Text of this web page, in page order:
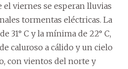
el viernes se esperan lluvias
tormentas eléctricas. La
31° C y la mínima de 22° C,
caluroso a cálido y un cielo
con vientos del norte y